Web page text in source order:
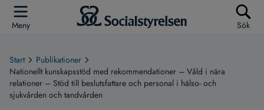
Meny Sök
Start
Publikationer
Nationellt kunskapsstöd med rekommendationer – Våld i nära
relationer – Stöd till beslutsfattare och personal i hälso- och
sjukvården och tandvården